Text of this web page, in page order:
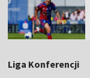
Liga Konferencji